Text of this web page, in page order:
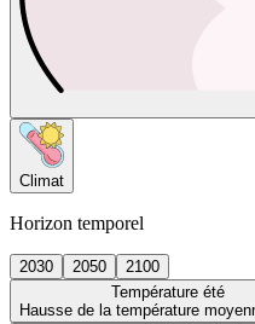
Climat
Horizon temporel
2030 2050
2100
Température été
Hausse de la température